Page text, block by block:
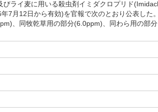
ライ麦に用いる殺虫剤イミダクロプリド(Imidacl
7月12日から有効)を官報で次のとおり公表した。
、同牧乾草用の部分(6.0ppm)、同わら用の部分